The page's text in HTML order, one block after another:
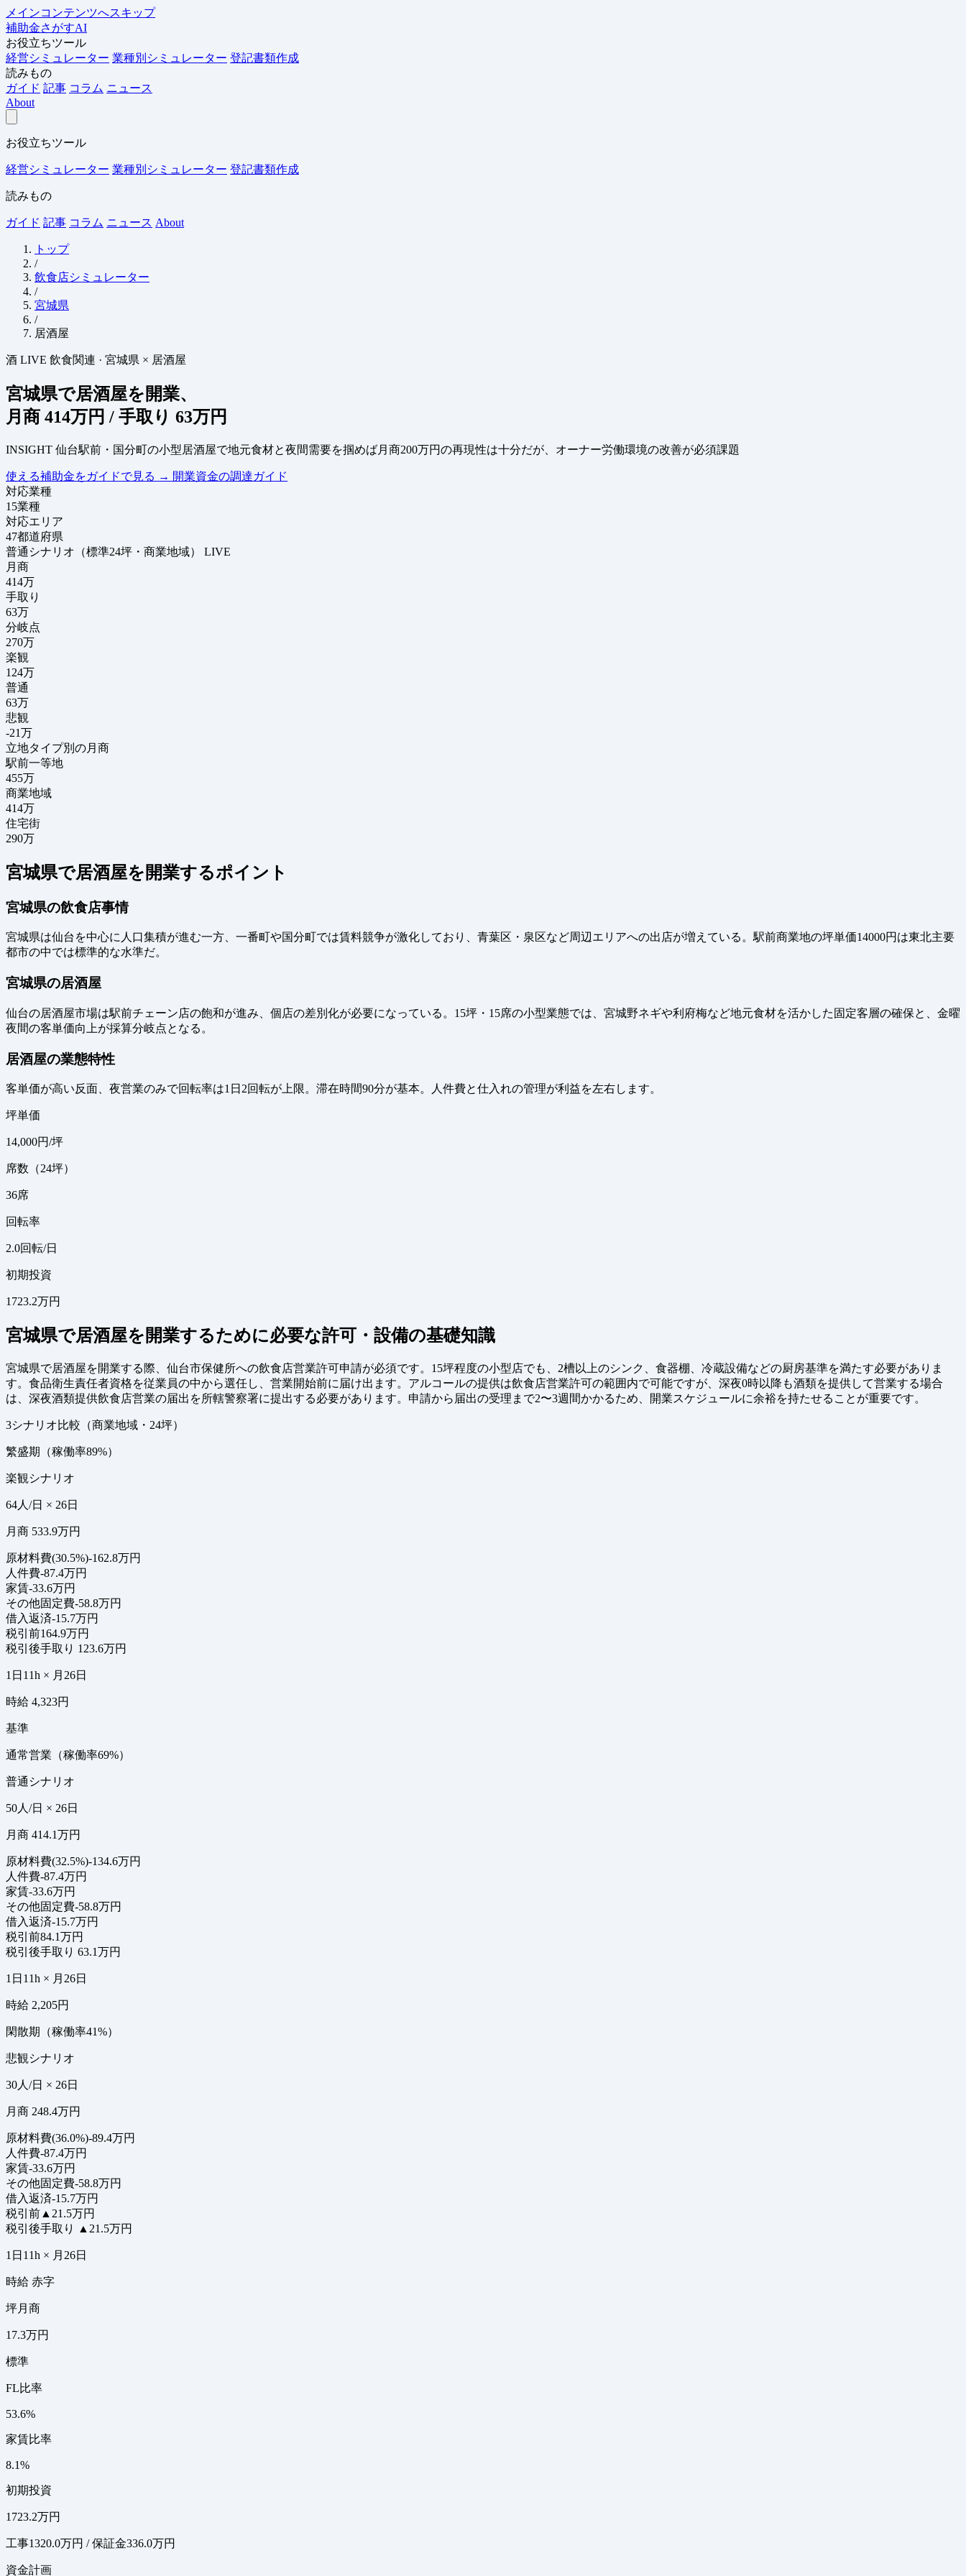
メインコンテンツへスキップ
補助金さがすAI
お役立ちツール
経営シミュレーター 業種別シミュレーター 登記書類作成
読みもの
ガイド 記事 コラム ニュース
About
お役立ちツール
経営シミュレーター 業種別シミュレーター 登記書類作成
読みもの
ガイド 記事 コラム ニュース About
トップ
/
飲食店シミュレーター
/
宮城県
/
居酒屋
酒 LIVE 飲食関連 · 宮城県 × 居酒屋
宮城県で居酒屋を開業、
月商 414万円 / 手取り 63万円
INSIGHT 仙台駅前・国分町の小型居酒屋で地元食材と夜間需要を掴めば月商200万円の再現性は十分だが、オーナー労働環境の改善が必須課題
使える補助金をガイドで見る → 開業資金の調達ガイド
対応業種
15業種
対応エリア
47都道府県
普通シナリオ（標準24坪・商業地域）
LIVE
月商
414万
手取り
63万
分岐点
270万
楽観
124万
普通
63万
悲観
-21万
立地タイプ別の月商
駅前一等地
455万
商業地域
414万
住宅街
290万
宮城県で居酒屋を開業するポイント
宮城県の飲食店事情
宮城県は仙台を中心に人口集積が進む一方、一番町や国分町では賃料競争が激化しており、青葉区・泉区など周辺エリアへの出店が増えている。駅前商業地の坪単価14000円は東北主要
都市の中では標準的な水準だ。
宮城県の居酒屋
仙台の居酒屋市場は駅前チェーン店の飽和が進み、個店の差別化が必要になっている。15坪・15席の小型業態では、宮城野ネギや利府梅など地元食材を活かした固定客層の確保と、金曜
夜間の客単価向上が採算分岐点となる。
居酒屋の業態特性
客単価が高い反面、夜営業のみで回転率は1日2回転が上限。滞在時間90分が基本。人件費と仕入れの管理が利益を左右します。
坪単価
14,000円/坪
席数（24坪）
36席
回転率
2.0回転/日
初期投資
1723.2万円
宮城県で居酒屋を開業するために必要な許可・設備の基礎知識
宮城県で居酒屋を開業する際、仙台市保健所への飲食店営業許可申請が必須です。15坪程度の小型店でも、2槽以上のシンク、食器棚、冷蔵設備などの厨房基準を満たす必要がありま
す。食品衛生責任者資格を従業員の中から選任し、営業開始前に届け出ます。アルコールの提供は飲食店営業許可の範囲内で可能ですが、深夜0時以降も酒類を提供して営業する場合
は、深夜酒類提供飲食店営業の届出を所轄警察署に提出する必要があります。申請から届出の受理まで2〜3週間かかるため、開業スケジュールに余裕を持たせることが重要です。
3シナリオ比較（商業地域・24坪）
繁盛期（稼働率89%）
楽観シナリオ
64人/日 × 26日
月商 533.9万円
原材料費(30.5%)-162.8万円
人件費-87.4万円
家賃-33.6万円
その他固定費-58.8万円
借入返済-15.7万円
税引前164.9万円
税引後手取り 123.6万円
1日11h × 月26日
時給 4,323円
基準
通常営業（稼働率69%）
普通シナリオ
50人/日 × 26日
月商 414.1万円
原材料費(32.5%)-134.6万円
人件費-87.4万円
家賃-33.6万円
その他固定費-58.8万円
借入返済-15.7万円
税引前84.1万円
税引後手取り 63.1万円
1日11h × 月26日
時給 2,205円
閑散期（稼働率41%）
悲観シナリオ
30人/日 × 26日
月商 248.4万円
原材料費(36.0%)-89.4万円
人件費-87.4万円
家賃-33.6万円
その他固定費-58.8万円
借入返済-15.7万円
税引前 ▲21.5万円
税引後手取り
▲21.5万円
1日11h × 月26日
時給 赤字
坪月商
17.3万円
標準
FL比率
53.6%
家賃比率
8.1%
初期投資
1723.2万円
工事1320.0万円 / 保証金336.0万円
資金計画